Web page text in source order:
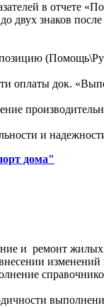
в отчете
двух знаков
оплаты док.
и
дома"
и ремонт
изменений